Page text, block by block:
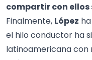
compartir con ellos
Finalmente, López
el hilo conductor ha
latinoamericana